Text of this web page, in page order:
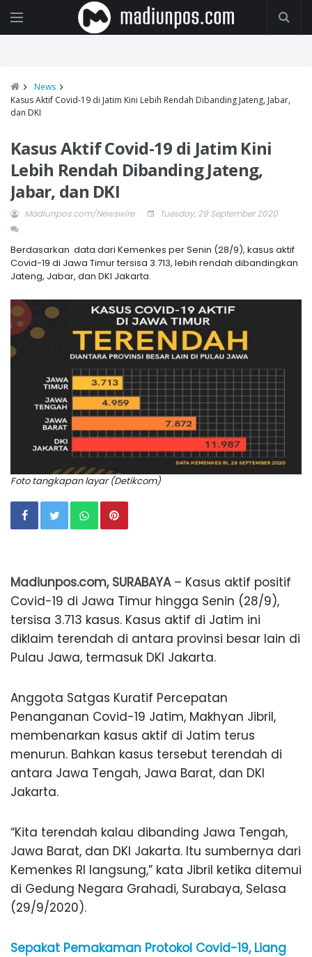
News
Kasus Aktif Covid-19 di Jatim Kini Lebih Rendah Dibanding Jateng, Jabar,
dan DKI
Kasus Aktif Covid-19 di Jatim Kini
Lebih Rendah Dibanding Jateng,
Jabar, dan DKI
Madiunpos.com/Newswire Tuesday, 29 September 2020
Berdasarkan data dari Kemenkes per Senin (28/9), kasus aktif
Covid-19 di Jawa Timur tersisa 3.713, lebih rendah dibandingkan
Jateng, Jabar, dan DKI Jakarta.
Foto tangkapan layar (Detikcom)
Madiunpos.com, SURABAYA– Kasus aktif positif
Covid-19 di Jawa Timur hingga Senin (28/9),
tersisa 3.713 kasus. Kasus aktif di Jatim ini
diklaim terendah di antara provinsi besar lain di
Pulau Jawa, termasuk DKI Jakarta.
Anggota Satgas Kuratif Percepatan
Penanganan Covid-19 Jatim, Makhyan Jibril,
membenarkan kasus aktif di Jatim terus
menurun. Bahkan kasus tersebut terendah di
antara Jawa Tengah, Jawa Barat, dan DKI
Jakarta.
“Kita terendah kalau dibanding Jawa Tengah,
Jawa Barat, dan DKI Jakarta. Itu sumbernya dari
Kemenkes RI langsung,” kata Jibril ketika ditemui
di Gedung Negara Grahadi, Surabaya, Selasa
(29/9/2020).
Sepakat Pemakaman Protokol Covid-19, Liang